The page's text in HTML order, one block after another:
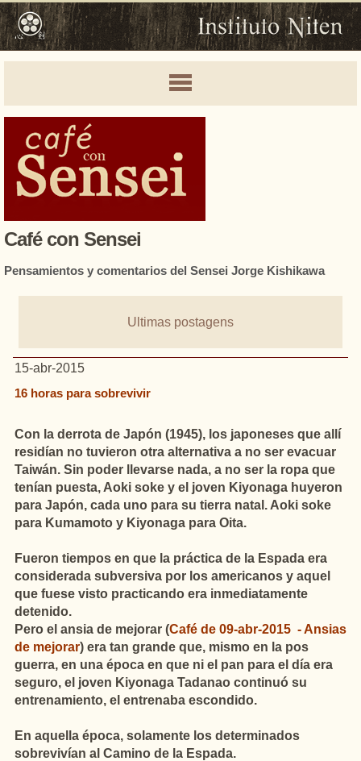
Café con Sensei
Pensamientos y comentarios del Sensei Jorge Kishikawa
Ultimas postagens
15-abr-2015
16 horas para sobrevivir
Con la derrota de Japón (1945), los japoneses que allí
residían no tuvieron otra alternativa a no ser evacuar
Taiwán. Sin poder llevarse nada, a no ser la ropa que
tenían puesta, Aoki soke y el joven Kiyonaga huyeron
para Japón, cada uno para su tierra natal. Aoki soke
para Kumamoto y Kiyonaga para Oita.
Fueron tiempos en que la práctica de la Espada era
considerada subversiva por los americanos y aquel
que fuese visto practicando era inmediatamente
detenido.
Pero el ansia de mejorar (Café de 09-abr-2015 - Ansias
de mejorar) era tan grande que, mismo en la pos
guerra, en una época en que ni el pan para el día era
seguro, el joven Kiyonaga Tadanao continuó su
entrenamiento, el entrenaba escondido.
En aquella época, solamente los determinados
sobrevivían al Camino de la Espada.